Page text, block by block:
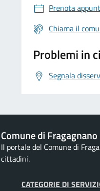
Prenota
Chiama il
Problemi in
Segnala
Comune di Fragagnano
Il portale del Comune di
cittadini.
CATEGORIE DI